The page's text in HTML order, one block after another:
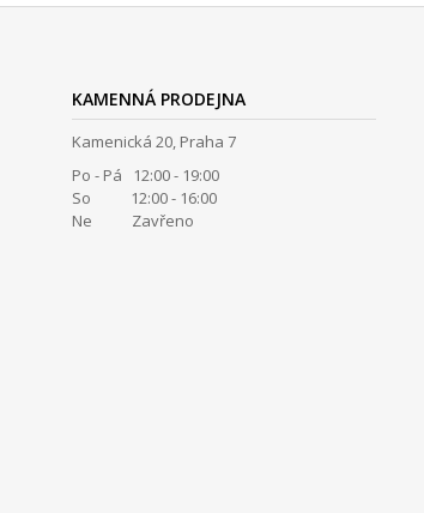
KAMENNÁ PRODEJNA
Kamenická 20, Praha 7
Po - Pá 12:00 - 19:00
So 12:00 - 16:00
Ne Zavřeno